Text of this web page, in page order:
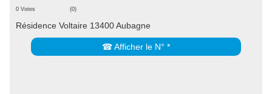
0 Votes (0)
Résidence Voltaire 13400 Aubagne
☎ Afficher le N° *